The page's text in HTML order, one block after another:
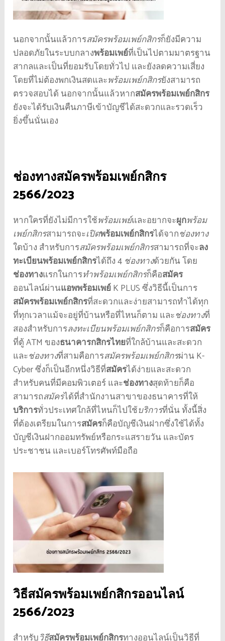
นอกจากนั้นแล้วการสมัครพร้อมเพย์กสิกรก็ยังมีความ
ปลอดภัยในระบบกลางพร้อมเพย์ที่เป็นไปตามมาตรฐาน
สากลและเป็นที่ยอมรับโดยทั่วไป และยังลดความเสี่ยง
โดยที่ไม่ต้องพกเงินสดและพร้อมเพย์กสิกรยังสามารถ
ตรวจสอบได้ นอกจากนั้นแล้วหากสมัครพร้อมเพย์กสิกร
ยังจะได้รับเงินคืนภาษีเข้าบัญชีได้สะดวกและรวดเร็ว
ยิ่งขึ้นนั่นเอง
ช่องทางสมัครพร้อมเพย์กสิกร
2566/2023
หากใครที่ยังไม่มีการใช้พร้อมเพย์และอยากจะผูกพร้อม
เพย์กสิกรสามารถจะเปิดพร้อมเพย์กสิกรได้จากช่องทาง
ใดบ้าง สำหรับการสมัครพร้อมเพย์กสิกรสามารถที่จะลง
ทะเบียนพร้อมเพย์กสิกรได้ถึง 4 ช่องทางด้วยกัน โดย
ช่องทางแรกในการทําพร้อมเพย์กสิกรก็คือสมัคร
ออนไลน์ผ่านแอพพร้อมเพย์K PLUS ซึ่งวิธีนี้เป็นการ
สมัครพร้อมเพย์กสิกรที่สะดวกและง่ายสามารถทำได้ทุก
ที่ทุกเวลาแม้จะอยู่ที่บ้านหรือที่ไหนก็ตาม และช่องทางที่
สองสำหรับการลงทะเบียนพร้อมเพย์กสิกรก็คือการสมัคร
ที่ตู้ ATM ของธนาคารกสิกรไทยที่ใกล้บ้านและสะดวก
และช่องทางที่สามคือการสมัครพร้อมเพย์กสิกรผ่าน K-
Cyber ซึ่งก็เป็นอีกหนึ่งวิธีที่สมัครได้ง่ายและสะดวก
สำหรับคนที่มีคอมพิวเตอร์ และช่องทางสุดท้ายก็คือ
สามารถสมัครได้ที่สำนักงานสาขาของธนาคารที่ให้
บริการทั่วประเทศใกล้ที่ไหนก็ไปใช้บริการที่นั่น ทั้งนี้สิ่ง
ที่ต้องเตรียมในการสมัครก็คือบัญชีเงินฝากซึ่งใช้ได้ทั้ง
บัญชีเงินฝากออมทรัพย์หรือกระแสรายวัน และบัตร
ประชาชน และเบอร์โทรศัพท์มือถือ
วิธีสมัครพร้อมเพย์กสิกรออนไลน์
2566/2023
สำหรับวิธีสมัครพร้อมเพย์กสิกรทางออนไลน์เป็นวิธีที่